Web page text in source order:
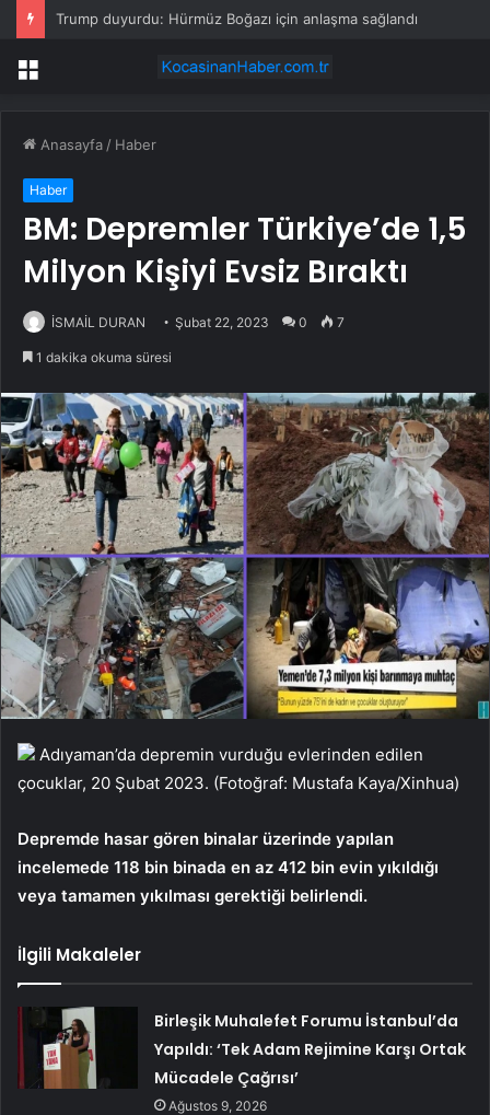
Trump duyurdu: Hürmüz Boğazı için anlaşma sağlandı
Menü
Anasayfa / Haber
Haber
BM: Depremler Türkiye’de 1,5
Milyon Kişiyi Evsiz Bıraktı
İSMAİL DURAN Şubat 22, 2023 0 7
1 dakika okuma süresi
Adıyaman’da depremin vurduğu evlerinden edilen
çocuklar, 20 Şubat 2023. (Fotoğraf: Mustafa Kaya/Xinhua)
Depremde hasar gören binalar üzerinde yapılan
incelemede 118 bin binada en az 412 bin evin yıkıldığı
veya tamamen yıkılması gerektiği belirlendi.
İlgili Makaleler
Birleşik Muhalefet Forumu İstanbul’da
Yapıldı: ‘Tek Adam Rejimine Karşı Ortak
Mücadele Çağrısı’
Ağustos 9, 2026